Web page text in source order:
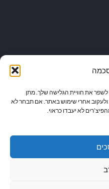
לשפר את חוויית הגלישה שלך. מתן
אחרי שימוש באתר. אם תבחר לא
לא יעבדו כראוי.